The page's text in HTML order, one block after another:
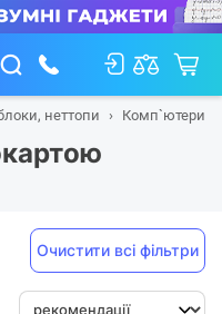
неттопи Комп`ютери
Очистити всі фільтри